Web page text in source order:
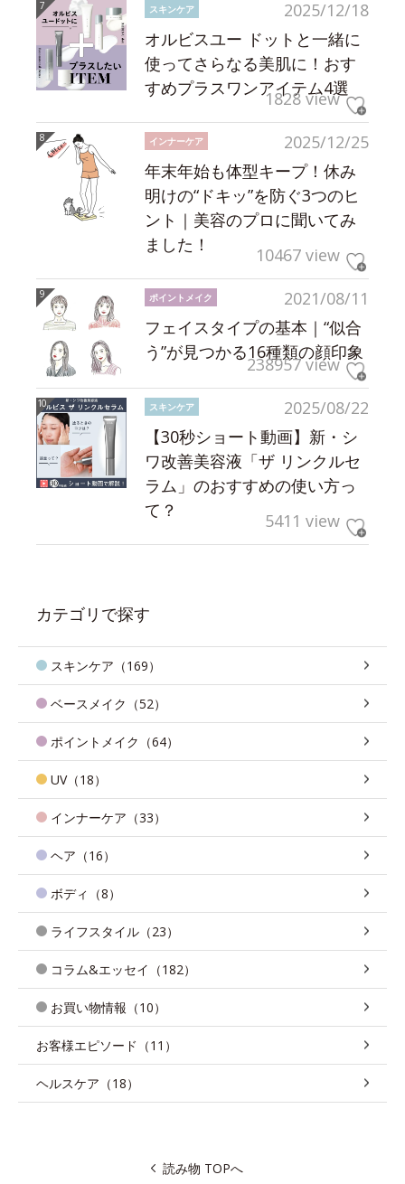
2025/12/18
スキンケア
オルビスユー ドットと一緒に
使ってさらなる美肌に！おす
すめプラスワンアイテム4選
1828 view
2025/12/25
インナーケア
年末年始も体型キープ！休み
明けの“ドキッ”を防ぐ3つのヒ
ント｜美容のプロに聞いてみ
ました！
10467 view
2021/08/11
ポイントメイク
フェイスタイプの基本｜“似合
う”が見つかる16種類の顔印象
238957 view
2025/08/22
スキンケア
【30秒ショート動画】新・シ
ワ改善美容液「ザ リンクルセ
ラム」のおすすめの使い方っ
て？
5411 view
カテゴリで探す
スキンケア（169）
ベースメイク（52）
ポイントメイク（64）
UV（18）
インナーケア（33）
ヘア（16）
ボディ（8）
ライフスタイル（23）
コラム&エッセイ（182）
お買い物情報（10）
お客様エピソード（11）
ヘルスケア（18）
読み物 TOPへ